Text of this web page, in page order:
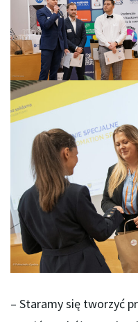
– Staramy się tworzyć